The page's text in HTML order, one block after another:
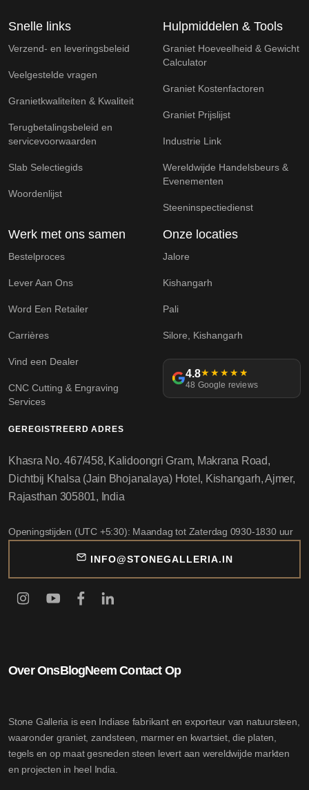
Snelle links
Verzend- en leveringsbeleid
Veelgestelde vragen
Granietkwaliteiten & Kwaliteit
Terugbetalingsbeleid en
servicevoorwaarden
Slab Selectiegids
Woordenlijst
Hulpmiddelen & Tools
Graniet Hoeveelheid & Gewicht
Calculator
Graniet Kostenfactoren
Graniet Prijslijst
Industrie Link
Wereldwijde Handelsbeurs &
Evenementen
Steeninspectiedienst
Werk met ons samen
Bestelproces
Lever Aan Ons
Word Een Retailer
Carrières
Vind een Dealer
CNC Cutting & Engraving
Services
Onze locaties
Jalore
Kishangarh
Pali
Silore, Kishangarh
4.8★★★★★
48 Google reviews
Over OnsBlogNeem Contact Op
Stone Galleria is een Indiase fabrikant en exporteur van natuursteen,
waaronder graniet, zandsteen, marmer en kwartsiet, die platen,
tegels en op maat gesneden steen levert aan wereldwijde markten
en projecten in heel India.
GEREGISTREERD ADRES
Khasra No. 467/458, Kalidoongri Gram, Makrana Road,
Dichtbij Khalsa (Jain Bhojanalaya) Hotel, Kishangarh, Ajmer,
Rajasthan 305801, India
Openingstijden (UTC +5:30): Maandag tot Zaterdag 0930-1830 uur
INFO@STONEGALLERIA.IN